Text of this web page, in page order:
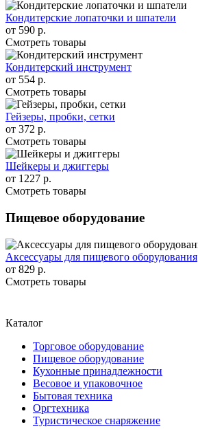
Кондитерские лопаточки и шпатели
от 590 р.
Смотреть товары
Кондитерский инструмент
от 554 р.
Смотреть товары
Гейзеры, пробки, сетки
от 372 р.
Смотреть товары
Шейкеры и джиггеры
от 1227 р.
Смотреть товары
Пищевое оборудование
Аксессуары для пищевого оборудования
от 829 р.
Смотреть товары
Каталог
Торговое оборудование
Пищевое оборудование
Кухонные принадлежности
Весовое и упаковочное
Бытовая техника
Оргтехника
Туристическое снаряжение